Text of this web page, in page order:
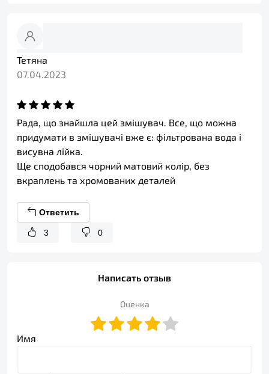
Тетяна
07.04.2023
Рада, що знайшла цей змішувач. Все, що можна
придумати в змішувачі вже є: фільтрована вода і
висувна лійка.
Ще сподобався чорний матовий колір, без
вкраплень та хромованих деталей
Ответить
3 0
Написать отзыв
Оценка
Имя